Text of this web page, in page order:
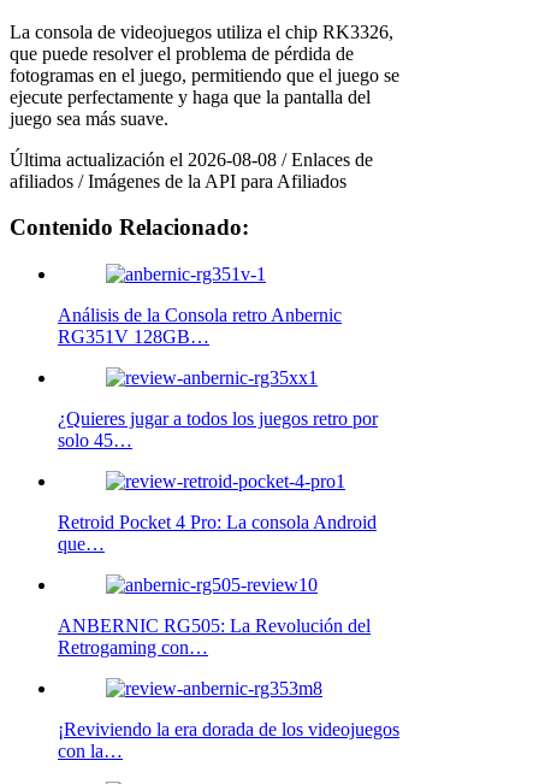
La consola de videojuegos utiliza el chip RK3326,
que puede resolver el problema de pérdida de
fotogramas en el juego, permitiendo que el juego se
ejecute perfectamente y haga que la pantalla del
juego sea más suave.
Última actualización el 2026-08-08 / Enlaces de
afiliados / Imágenes de la API para Afiliados
Contenido Relacionado:
Análisis de la Consola retro Anbernic
RG351V 128GB…
¿Quieres jugar a todos los juegos retro por
solo 45…
Retroid Pocket 4 Pro: La consola Android
que…
ANBERNIC RG505: La Revolución del
Retrogaming con…
¡Reviviendo la era dorada de los videojuegos
con la…